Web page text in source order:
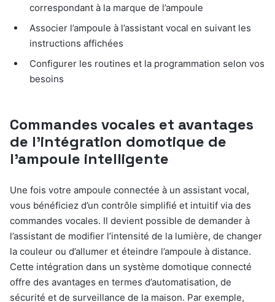
correspondant à la marque de l’ampoule
Associer l’ampoule à l’assistant vocal en suivant les
instructions affichées
Configurer les routines et la programmation selon vos
besoins
Commandes vocales et avantages
de l’intégration domotique de
l’ampoule intelligente
Une fois votre ampoule connectée à un assistant vocal,
vous bénéficiez d’un contrôle simplifié et intuitif via des
commandes vocales. Il devient possible de demander à
l’assistant de modifier l’intensité de la lumière, de changer
la couleur ou d’allumer et éteindre l’ampoule à distance.
Cette intégration dans un système domotique connecté
offre des avantages en termes d’automatisation, de
sécurité et de surveillance de la maison. Par exemple,